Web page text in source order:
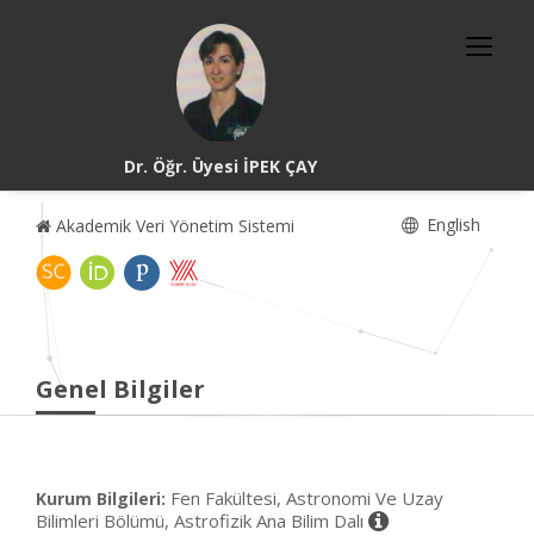
Dr. Öğr. Üyesi İPEK ÇAY
Akademik Veri Yönetim Sistemi English
Genel Bilgiler
Kurum Bilgileri: Fen Fakültesi, Astronomi Ve Uzay
Bilimleri Bölümü, Astrofizik Ana Bilim Dalı